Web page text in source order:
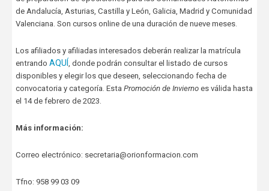
de Andalucía, Asturias, Castilla y León, Galicia, Madrid y Comunidad
Valenciana. Son cursos online de una duración de nueve meses.
Los afiliados y afiliadas interesados deberán realizar la matrícula
entrando AQUÍ
, donde podrán consultar el listado de cursos
disponibles y elegir los que deseen, seleccionando fecha de
convocatoria y categoría. Esta Promoción de Inviernoes válida hasta
el 14 de febrero de 2023.
Más información:
Correo electrónico: secretaria@orionformacion.com
Tfno: 958 99 03 09